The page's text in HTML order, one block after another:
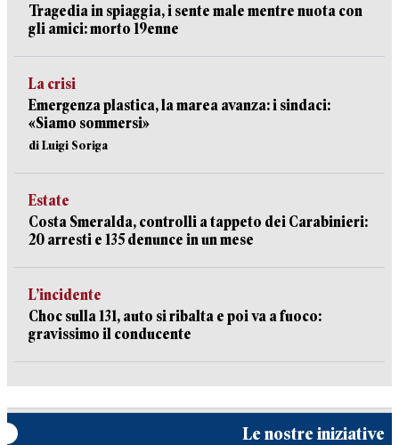
Tragedia in spiaggia, i sente male mentre nuota con
gli amici: morto 19enne
La crisi
Emergenza plastica, la marea avanza: i sindaci:
«Siamo sommersi»
di Luigi Soriga
Estate
Costa Smeralda, controlli a tappeto dei Carabinieri:
20 arresti e 135 denunce in un mese
L’incidente
Choc sulla 131, auto si ribalta e poi va a fuoco:
gravissimo il conducente
Le nostre iniziative